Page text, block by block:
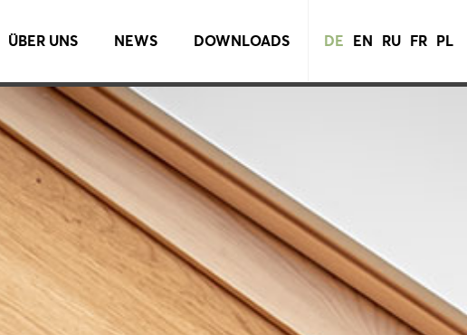
DE EN RU FR PL
ÜBER UNS NEWS DOWNLOADS